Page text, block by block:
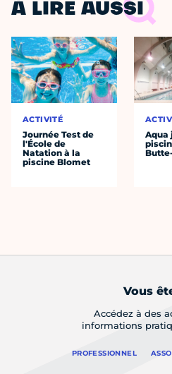
À LIRE AUSSI
ACTIVITÉ
Journée Test de
l'École de
Natation à la
piscine Blomet
Aqua
Vous
Accédez à des
informations
PROFESSIONNEL